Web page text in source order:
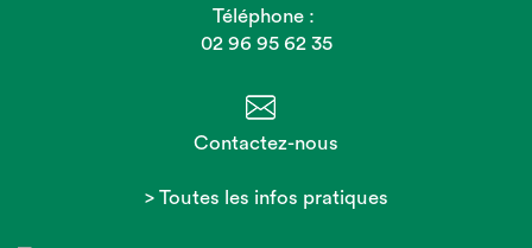
Téléphone :
02 96 95 62 35
Contactez-nous
> Toutes les infos pratiques